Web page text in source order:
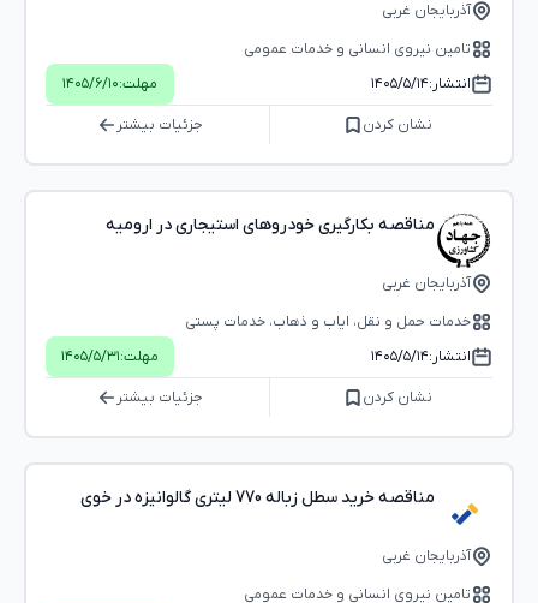
آذربایجان غربی
تامین نیروی انسانی و خدمات عمومی
انتشار:۱۴۰۵/۵/۱۴ مهلت:۱۴۰۵/۶/۱۰
نشان کردن جزئیات بیشتر
مناقصه بکارگیری خودروهای استیجاری در ارومیه
آذربایجان غربی
خدمات حمل و نقل، ایاب و ذهاب، خدمات پستی
انتشار:۱۴۰۵/۵/۱۴ مهلت:۱۴۰۵/۵/۳۱
نشان کردن جزئیات بیشتر
مناقصه خرید سطل زباله 770 لیتری گالوانیزه در خوی
آذربایجان غربی
تامین نیروی انسانی و خدمات عمومی